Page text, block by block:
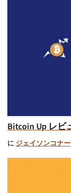
Bitcoin Up レビ
に ジェイソンコナー